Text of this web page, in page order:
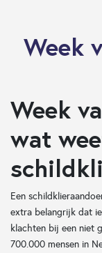
Week
Week
wat
Een
extra belangrijk dat
klachten bij een niet
700.000 mensen in